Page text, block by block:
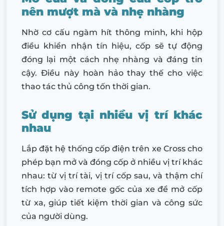
nên mượt mà và nhẹ nhàng
Nhờ cơ cấu ngàm hít thông minh, khi hộp
điều khiển nhận tín hiệu, cốp sẽ tự động
đóng lại một cách nhẹ nhàng và đáng tin
cậy. Điều này hoàn hảo thay thế cho việc
thao tác thủ công tốn thời gian.
Sử dụng tại nhiều vị trí khác
nhau
Lắp đặt hệ thống cốp điện trên xe Cross cho
phép bạn mở và đóng cốp ở nhiều vị trí khác
nhau: từ vị trí tài, vị trí cốp sau, và thậm chí
tích hợp vào remote gốc của xe để mở cốp
từ xa, giúp tiết kiệm thời gian và công sức
của người dùng.